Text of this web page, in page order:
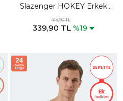
Slazenger HOKEY Erkek
Slim Fıt Kolsuz Siyah Atlet
419,90 TL
339,90 TL %19